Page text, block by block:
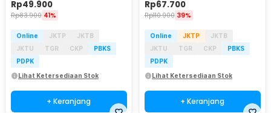
Rp49.900
Rp83.900 41%
Online JKTP
JKTB
JKTU
TGR CKP
PBKS
PDPK
Lihat Ketersediaan Stok
+ Keranjang
Rp67.700
Rp110.900 39%
Online JKTP
JKTB
JKTU
TGR CKP
PBKS
PDPK
Lihat Ketersediaan Stok
+ Keranjang